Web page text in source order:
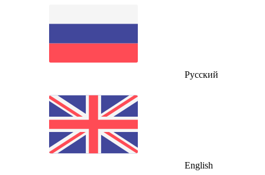
Русский
English